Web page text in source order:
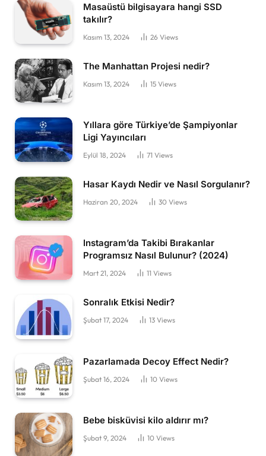
Masaüstü bilgisayara hangi SSD
takılır?
Kasım 13, 2024 26 Views
The Manhattan Projesi nedir?
Kasım 13, 2024 15 Views
Yıllara göre Türkiye’de Şampiyonlar
Ligi Yayıncıları
Eylül 18, 2024 71 Views
Hasar Kaydı Nedir ve Nasıl Sorgulanır?
Haziran 20, 2024 30 Views
Instagram’da Takibi Bırakanlar
Programsız Nasıl Bulunur? (2024)
Mart 21, 2024 11 Views
Sonralık Etkisi Nedir?
Şubat 17, 2024 13 Views
Pazarlamada Decoy Effect Nedir?
Şubat 16, 2024 10 Views
Bebe bisküvisi kilo aldırır mı?
Şubat 9, 2024 10 Views